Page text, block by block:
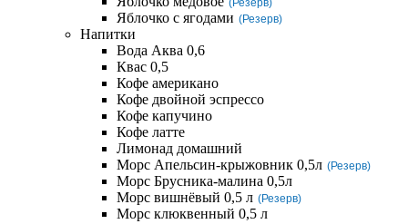
(Резерв)
Яблочко с ягодами (Резерв)
Напитки
Вода Аква 0,6
Квас 0,5
Кофе американо
Кофе двойной эспрессо
Кофе капучино
Кофе латте
Лимонад домашний
Морс Апельсин-крыжовник 0,5л (Резерв)
Морс Брусника-малина 0,5л
Морс вишнёвый 0,5 л (Резерв)
Морс клюквенный 0,5 л